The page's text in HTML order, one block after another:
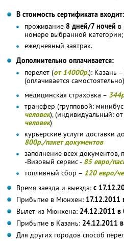
В стоимость сертификата входит:
проживание 8 дней/7 ночей в
номере выбранной категории;
ежедневный завтрак.
Дополнительно оплачивается:
перелет (от 14000р.): Казань
(оплачивается
медицинская страховка –
трансфер (групповой:
человек), (индивидуальный:
человек)
курьерские услуги доставки
800р./пакет документов
заполнение всех
-Визовый сервис - 85 евро/
топливный сбор – 120 евро/
Время заезда и выезда: с
Прибытие в Мюнхен: 17.12.2011
Вылет из Мюнхена: 24.12.2011 в
Прибытие в Казань: 24.12.2011
Для других городов способ